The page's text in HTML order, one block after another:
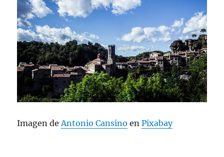
Imagen de Antonio Cansino enPixabay